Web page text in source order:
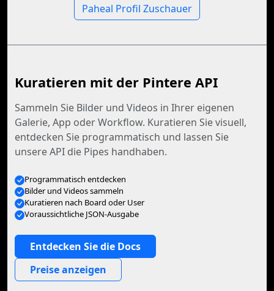
Paheal Profil Zuschauer
Kuratieren mit der Pintere API
Sammeln Sie Bilder und Videos in Ihrer eigenen
Galerie, App oder Workflow. Kuratieren Sie visuell,
entdecken Sie programmatisch und lassen Sie
unsere API die Pipes handhaben.
Programmatisch entdecken
Bilder und Videos sammeln
Kuratieren nach Board oder User
Voraussichtliche JSON-Ausgabe
Entdecken Sie die Docs
Preise anzeigen